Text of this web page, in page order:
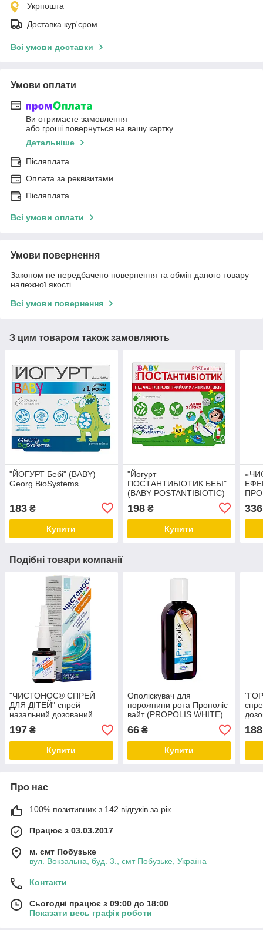
Укрпошта
Доставка кур'єром
Всі умови доставки
Умови оплати
Ви отримаєте замовлення
або гроші повернуться на вашу картку
Детальніше
Післяплата
Оплата за реквізитами
Післяплата
Всі умови оплати
Умови повернення
Законом не передбачено повернення та обмін даного товару
належної якості
Всі умови повернення
З цим товаром також замовляють
"ЙОГУРТ Бебі" (BABY)
Georg BioSystems
183 ₴
Купити
"Йогурт
ПОСТАНТИБІОТИК БЕБІ"
(BABY POSTANTIBIOTIC)
198₴
Купити
336
Подібні товари компанії
"ЧИСТОНОС® СПРЕЙ
ДЛЯ ДІТЕЙ" спрей
назальний дозований
Georg BioSystems 30мл
197 ₴
Купити
Ополіскувач для
порожнини рота Прополіс
вайт (PROPOLIS WHITЕ)
Georg BioSystems
66₴
Купити
188
Про нас
100% позитивних з 142 відгуків за рік
Працює з 03.03.2017
м. смт Побузьке
вул. Вокзальна, буд. 3., смт Побузьке, Україна
Контакти
Сьогодні працює з 09:00 до 18:00
Показати весь графік роботи